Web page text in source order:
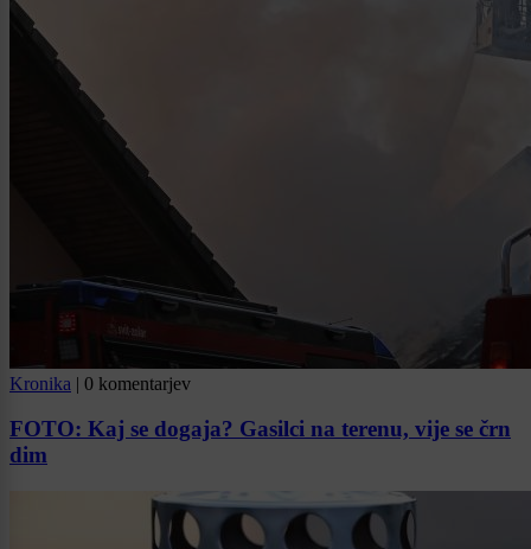
Kronika | 0 komentarjev
FOTO: Kaj se dogaja? Gasilci na terenu, vije se črn
dim